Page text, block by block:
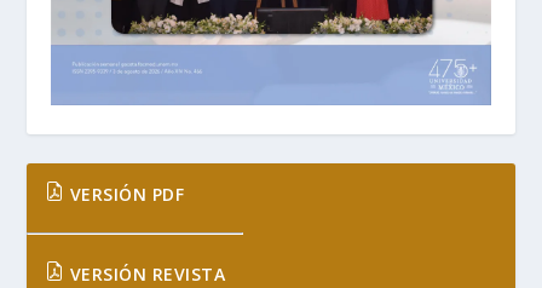
VERSIÓN PDF
VERSIÓN REVISTA